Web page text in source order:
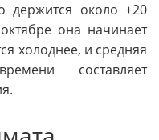
держится около +20
она начинает
холоднее, и средняя
составляет